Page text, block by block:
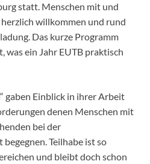
statt. Menschen mit und
willkommen und rund
Das kurze Programm
was ein Jahr EUTB praktisch
gaben Einblick in ihrer Arbeit
denen Menschen mit
bei der
Teilhabe ist so
und bleibt doch schon